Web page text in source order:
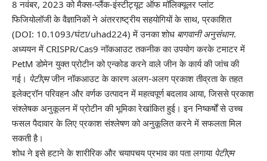
8 नवंबर, 2023 को मैक्स-प्लैंक-इंस्टीट्यूट ऑफ मॉलिक्यूलर प्लांट
फिजियोलॉजी के वैज्ञानिकों ने अंतरराष्ट्रीय सहयोगियों के साथ,प्रकाशित
(DOI: 10.1093/घंटा/uhad224) में उनका शोध बागवानी अनुसंधान.
अध्ययन में CRISPR/Cas9 नॉकआउट तकनीक का उपयोग करके टमाटर में
PetM डोमेन युक्त प्रोटीन को एन्कोड करने वाले जीन के कार्य की जांच की
गई। पेटीएमजीन नॉकआउट के कारण अलग-अलग प्रकाश तीव्रता के तहत
इलेक्ट्रॉन परिवहन और वर्णक उत्पादन में महत्वपूर्ण बदलाव आया, जिससे प्रकाश
संश्लेषक अनुकूलन में प्रोटीन की भूमिका रेखांकित हुई। इन निष्कर्षों से उच्च
फसल पैदावार के लिए प्रकाश संश्लेषण को अनुकूलित करने में सफलता मिल
सकती है।
शोध ने इसे हटाने के शारीरिक और चयापचय प्रभाव का पता लगाया पेटीएम